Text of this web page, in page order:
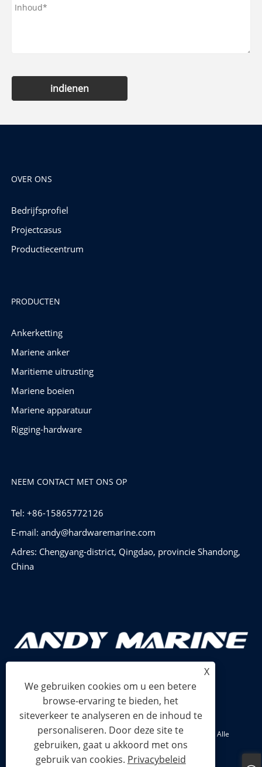
indienen
OVER ONS
Bedrijfsprofiel
Projectcasus
Productiecentrum
PRODUCTEN
Ankerketting
Mariene anker
Maritieme uitrusting
Mariene boeien
Mariene apparatuur
Rigging-hardware
NEEM CONTACT MET ONS OP
Tel: +86-15865772126
E-mail: andy@hardwaremarine.com
Adres: Chengyang-district, Qingdao, provincie Shandong,
China
Copyright © 2024 Shandong Power Industry and Trade Co., Ltd. Alle
rechten voorbehouden.
X
We gebruiken cookies om u een betere
browse-ervaring te bieden, het
siteverkeer te analyseren en de inhoud te
personaliseren. Door deze site te
gebruiken, gaat u akkoord met ons
gebruik van cookies. Privacybeleid